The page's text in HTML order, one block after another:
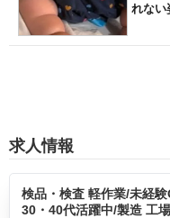
れない
求人情報
検品・検査 軽作業/未経
30・40代活躍中/製造 工場